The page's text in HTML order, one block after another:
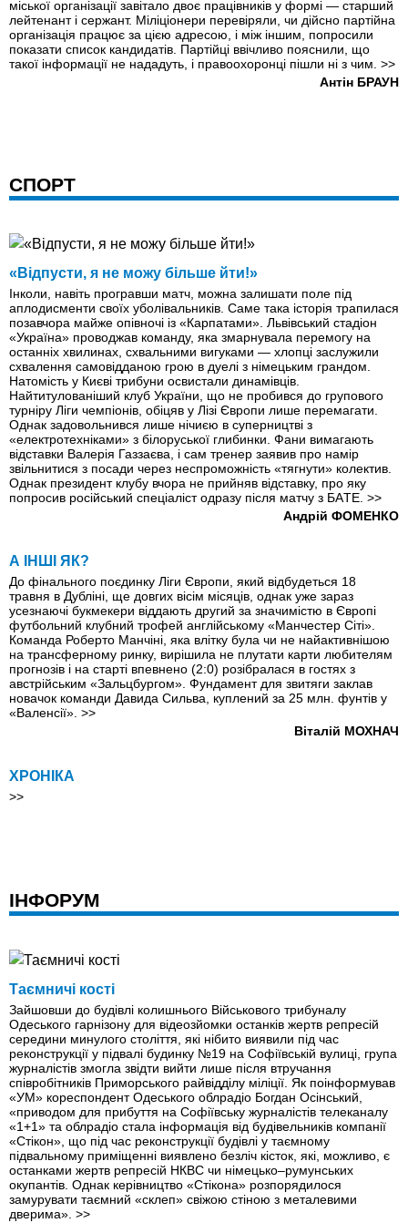
міської організації завітало двоє працівників у формі — старший
лейтенант і сержант. Міліціонери перевіряли, чи дійсно партійна
організація працює за цією адресою, і між іншим, попросили
показати список кандидатів. Партійці ввічливо пояснили, що
такої інформації не нададуть, і правоохоронці пішли ні з чим. >>
Антін БРАУН
СПОРТ
«Відпусти, я не можу більше йти!»
Інколи, навіть програвши матч, можна залишати поле під
аплодисменти своїх уболівальників. Саме така історія трапилася
позавчора майже опівночі із «Карпатами». Львівський стадіон
«Україна» проводжав команду, яка змарнувала перемогу на
останніх хвилинах, схвальними вигуками — хлопці заслужили
схвалення самовідданою грою в дуелі з німецьким грандом.
Натомість у Києві трибуни освистали динамівців.
Найтитулованіший клуб України, що не пробився до групового
турніру Ліги чемпіонів, обіцяв у Лізі Європи лише перемагати.
Однак задовольнився лише нічиєю в суперництві з
«електротехніками» з білоруської глибинки. Фани вимагають
відставки Валерія Газзаєва, і сам тренер заявив про намір
звільнитися з посади через неспроможність «тягнути» колектив.
Однак президент клубу вчора не прийняв відставку, про яку
попросив російський спеціаліст одразу після матчу з БAТЕ. >>
Андрій ФОМЕНКО
А ІНШІ ЯК?
До фінального поєдинку Ліги Європи, який відбудеться 18
травня в Дубліні, ще довгих вісім місяців, однак уже зараз
усезнаючі букмекери віддають другий за значимістю в Європі
футбольний клубний трофей англійському «Манчестер Сіті».
Команда Роберто Манчіні, яка влітку була чи не найактивнішою
на трансферному ринку, вирішила не плутати карти любителям
прогнозів і на старті впевнено (2:0) розібралася в гостях з
австрійським «Зальцбургом». Фундамент для звитяги заклав
новачок команди Давида Сильва, куплений за 25 млн. фунтів у
«Валенсії». >>
Віталій МОХНАЧ
ХРОНІКА
>>
ІНФОРУМ
Таємничі кості
Зайшовши до будівлі колишнього Військового трибуналу
Одеського гарнізону для відеозйомки останків жертв репресій
середини минулого століття, які нібито виявили під час
реконструкції у підвалі будинку №19 на Софіївській вулиці, група
журналістів змогла звідти вийти лише після втручання
співробітників Приморського райвідділу міліції. Як поінформував
«УМ» кореспондент Одеського облрадіо Богдан Осінський,
«приводом для прибуття на Софіївську журналістів телеканалу
«1+1» та облрадіо стала інформація від будівельників компанії
«Стікон», що під час реконструкції будівлі у таємному
підвальному приміщенні виявлено безліч кісток, які, можливо, є
останками жертв репресій НКВС чи німецько–румунських
окупантів. Однак керівництво «Стікона» розпорядилося
замурувати таємний «склеп» свіжою стіною з металевими
дверима». >>